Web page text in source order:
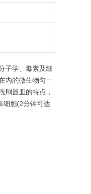
子学、毒素及细
内的微生物匀一
刷器皿的特点，
细胞(2分钟可达